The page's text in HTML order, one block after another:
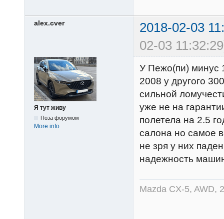
alex.cver
2018-02-03
02-03
Я тут живу
Поза форумом
More info
У Пежо(пи) минус
2008 у другого
сильной
уже не на
полетела на 2.5
салона но самое
не зря у них
надежность
Mazda CX-5, AWD,